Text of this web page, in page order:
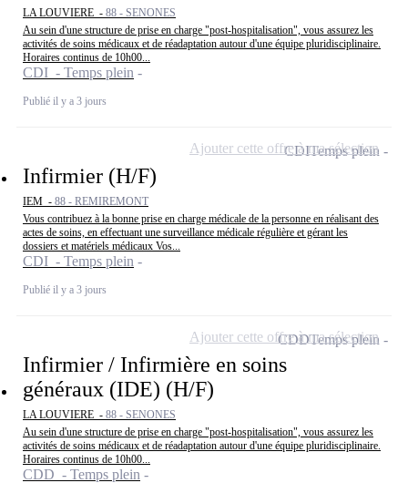
LA LOUVIERE - 88 - SENONES
Au sein d'une structure de prise en charge "post-hospitalisation", vous assurez les
activités de soins médicaux et de réadaptation autour d'une équipe pluridisciplinaire.
Horaires continus de 10h00...
CDI - Temps plein
Publié il y a 3 jours
Infirmier (H/F)
IEM - 88 - REMIREMONT
Vous contribuez à la bonne prise en charge médicale de la personne en réalisant des
actes de soins, en effectuant une surveillance médicale régulière et gérant les
dossiers et matériels médicaux Vos...
CDI - Temps plein
Publié il y a 3 jours
CDITemps plein
Ajouter cette offre à ma sélection
Infirmier / Infirmière en soins
généraux (IDE) (H/F)
LA LOUVIERE - 88 - SENONES
Au sein d'une structure de prise en charge "post-hospitalisation", vous assurez les
activités de soins médicaux et de réadaptation autour d'une équipe pluridisciplinaire.
Horaires continus de 10h00...
CDD - Temps plein
CDDTemps plein
Ajouter cette offre à ma sélection